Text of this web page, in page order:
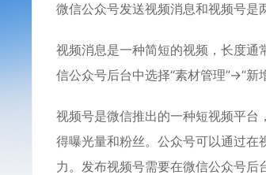
微信公众号发送视频消息和视频号是
视频消息是一种简短的视频，长度通
信公众号后台中选择“素材管理”→“新
视频号是微信推出的一种短视频平
得曝光量和粉丝。公众号可以通过
力。发布视频号需要在微信公众号后